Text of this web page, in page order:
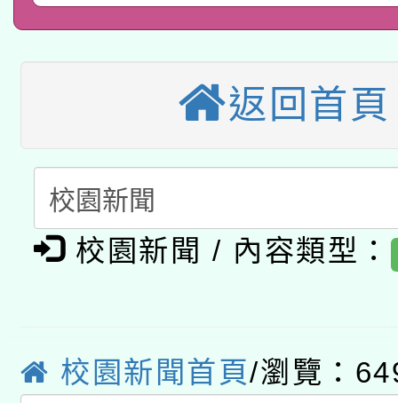
招甄選結果公告(無人
本館辦理115年度閱讀
暨閱讀推動專業研習
科技賦能─人工智慧
礎課程
A3數位素養講師名單
「數位內容與教學軟體
pilot」
有關大陸委員會函釋公
用水績優單位及節水達
桃園市孔廟祈福系列
2026年桃園地景藝術
返回首頁
校園新聞 / 內容類型：
校園新聞首頁/瀏覽：